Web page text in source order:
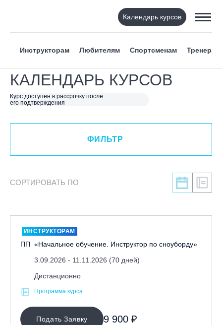
Календарь курсов
Инструкторам Любителям Спортсменам Тренерам
КАЛЕНДАРЬ КУРСОВ
Курс доступен в рассрочку после
его подтверждения
ФИЛЬТР
ВИД СПОРТА
Я ХОЧУ
КАТЕГОРИЯ
ЛЕКТОР
МЕСТО ПРОВЕДЕНИЯ
ФИЛЬТР
СОРТИРОВАТЬ ПО
ИНСТРУКТОРАМ
ПП «Начальное обучение. Инструктор по сноуборду»
3.09.2026 - 11.11.2026 (70 дней)
Дистанционно
Программа курса
Подать Заявку 9 900 ₽